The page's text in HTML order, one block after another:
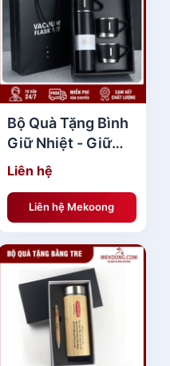
Bộ Quà Tặng Bình
Giữ Nhiệt - Giữ
Nhiệt Tốt, Tiện Lợi
Mọi Lúc
Liên hệ
Liên hệ Mekoong